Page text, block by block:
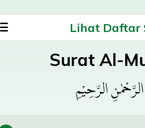
Lihat Daftar
Surat Al-
الرَّحِيْمِ